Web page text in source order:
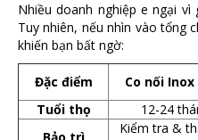
Nhiều doanh nghiệp e ngại
Tuy nhiên, nếu nhìn vào tổng
khiến bạn bất ngờ:
Đặc điểm Co nối Inox
Tuổi thọ
12-24
Kiểm tra &